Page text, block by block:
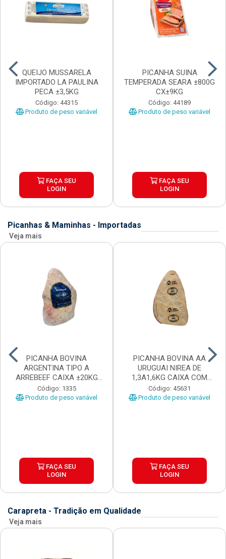
QUEIJO MUSSARELA
IMPORTADO LA PAULINA
PECA ±3,5KG
Código: 44315
Produto de peso variável
FAÇA SEU
LOGIN
PICANHA SUINA
TEMPERADA SEARA ±800G
CX±9KG
Código: 44189
Produto de peso variável
FAÇA SEU
LOGIN
Picanhas & Maminhas - Importadas
Veja mais
PICANHA BOVINA
ARGENTINA TIPO A
ARREBEEF CAIXA ±20KG
PEÇAS 1...
Código: 1335
Produto de peso variável
FAÇA SEU
LOGIN
PICANHA BOVINA AA
URUGUAI NIREA DE
1,3A1,6KG CAIXA COM
±15KG
Código: 45631
Produto de peso variável
FAÇA SEU
LOGIN
Carapreta - Tradição em Qualidade
Veja mais